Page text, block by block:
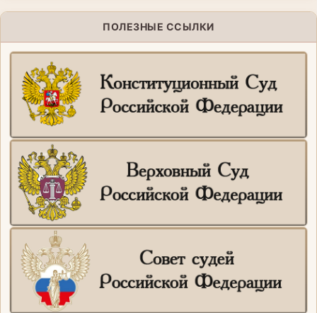
ПОЛЕЗНЫЕ ССЫЛКИ